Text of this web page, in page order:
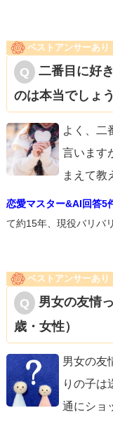
ベストアンサーあり
二番目に好
のは本当でしょ
よく、二
言います
まえて教
恋愛マスター&AI回答5
て約15年、現役バリバ
ベストアンサーあり
男女の友情
歳・女性）
男女の友
りの子は
通にショ